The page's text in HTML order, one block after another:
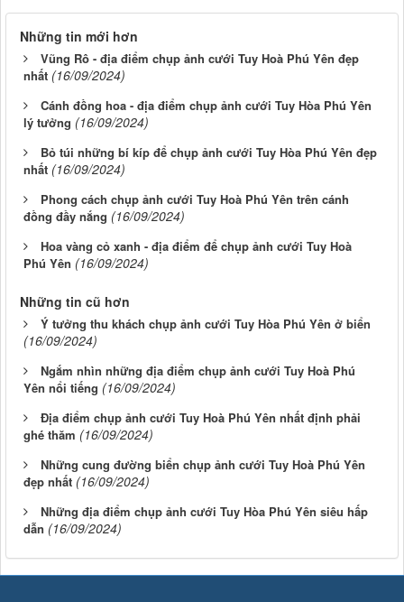
Những tin mới hơn
Vũng Rô - địa điểm chụp ảnh cưới Tuy Hoà Phú Yên đẹp
nhất (16/09/2024)
Cánh đồng hoa - địa điểm chụp ảnh cưới Tuy Hòa Phú Yên
lý tưởng (16/09/2024)
Bỏ túi những bí kíp để chụp ảnh cưới Tuy Hòa Phú Yên đẹp
nhất (16/09/2024)
Phong cách chụp ảnh cưới Tuy Hoà Phú Yên trên cánh
đồng đầy nắng (16/09/2024)
Hoa vàng cỏ xanh - địa điểm để chụp ảnh cưới Tuy Hoà
Phú Yên (16/09/2024)
Những tin cũ hơn
Ý tưởng thu khách chụp ảnh cưới Tuy Hòa Phú Yên ở biển
(16/09/2024)
Ngắm nhìn những địa điểm chụp ảnh cưới Tuy Hoà Phú
Yên nổi tiếng (16/09/2024)
Địa điểm chụp ảnh cưới Tuy Hoà Phú Yên nhất định phải
ghé thăm (16/09/2024)
Những cung đường biển chụp ảnh cưới Tuy Hoà Phú Yên
đẹp nhất (16/09/2024)
Những địa điểm chụp ảnh cưới Tuy Hòa Phú Yên siêu hấp
dẫn (16/09/2024)